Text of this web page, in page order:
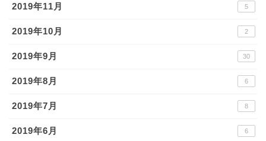
2019年11月 5
2019年10月 2
2019年9月 30
2019年8月 6
2019年7月 8
2019年6月 6